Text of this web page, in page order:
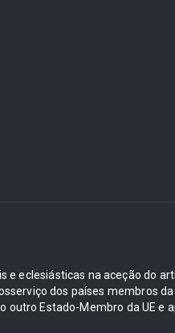
eclesiásticas na aceção do
dos países membros
Estado-Membro da UE e